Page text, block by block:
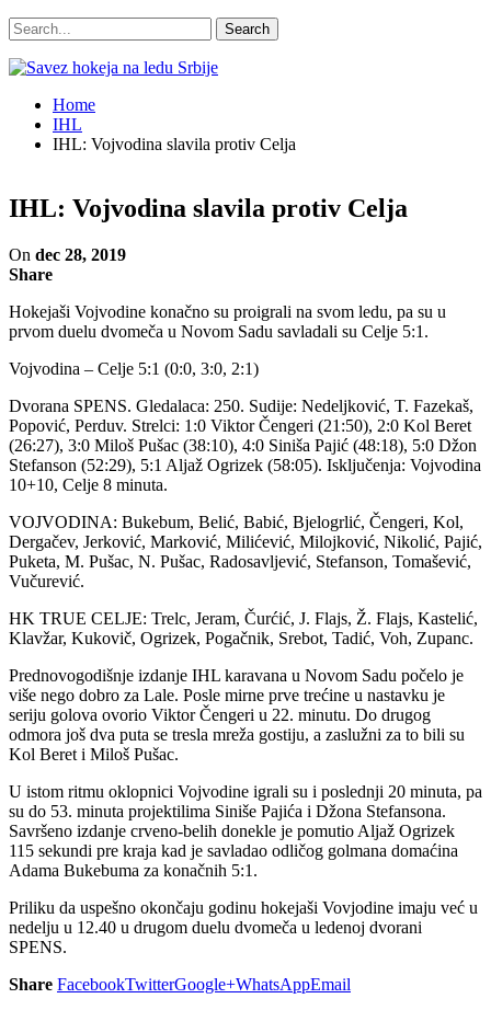
Home
IHL
IHL: Vojvodina slavila protiv Celja
IHL: Vojvodina slavila protiv Celja
On dec 28, 2019
Share
Hokejaši Vojvodine konačno su proigrali na svom ledu, pa su u
prvom duelu dvomeča u Novom Sadu savladali su Celje 5:1.
Vojvodina – Celje 5:1 (0:0, 3:0, 2:1)
Dvorana SPENS. Gledalaca: 250. Sudije: Nedeljković, T. Fazekaš,
Popović, Perduv. Strelci: 1:0 Viktor Čengeri (21:50), 2:0 Kol Beret
(26:27), 3:0 Miloš Pušac (38:10), 4:0 Siniša Pajić (48:18), 5:0 Džon
Stefanson (52:29), 5:1 Aljaž Ogrizek (58:05). Isključenja: Vojvodina
10+10, Celje 8 minuta.
VOJVODINA: Bukebum, Belić, Babić, Bjelogrlić, Čengeri, Kol,
Dergačev, Jerković, Marković, Milićević, Milojković, Nikolić, Pajić,
Puketa, M. Pušac, N. Pušac, Radosavljević, Stefanson, Tomašević,
Vučurević.
HK TRUE CELJE: Trelc, Jeram, Čurćić, J. Flajs, Ž. Flajs, Kastelić,
Klavžar, Kukovič, Ogrizek, Pogačnik, Srebot, Tadić, Voh, Zupanc.
Prednovogodišnje izdanje IHL karavana u Novom Sadu počelo je
više nego dobro za Lale. Posle mirne prve trećine u nastavku je
seriju golova ovorio Viktor Čengeri u 22. minutu. Do drugog
odmora još dva puta se tresla mreža gostiju, a zaslužni za to bili su
Kol Beret i Miloš Pušac.
U istom ritmu oklopnici Vojvodine igrali su i poslednji 20 minuta, pa
su do 53. minuta projektilima Siniše Pajića i Džona Stefansona.
Savršeno izdanje crveno-belih donekle je pomutio Aljaž Ogrizek
115 sekundi pre kraja kad je savladao odličog golmana domaćina
Adama Bukebuma za konačnih 5:1.
Priliku da uspešno okončaju godinu hokejaši Vovjodine imaju već u
nedelju u 12.40 u drugom duelu dvomeča u ledenoj dvorani
SPENS.
Share FacebookTwitterGoogle+WhatsAppEmail